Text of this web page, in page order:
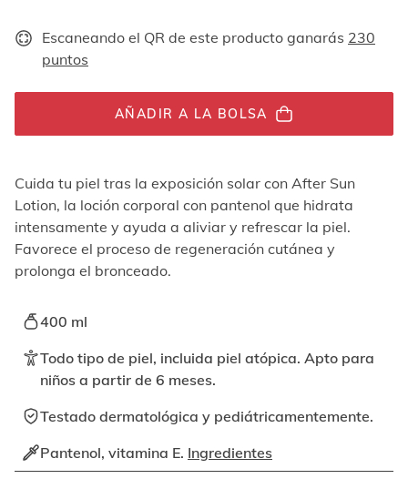
las
elemento
enfocable,
videos
pueden
correspondiente.
Escaneando el QR de este producto ganarás 230
puntos
AÑADIR A LA BOLSA
Cuida tu piel tras la exposición solar con After Sun
Lotion, la loción corporal con pantenol que hidrata
intensamente y ayuda a aliviar y refrescar la piel.
Favorece el proceso de regeneración cutánea y
prolonga el bronceado.
400 ml
Todo tipo de piel, incluida piel atópica. Apto para
niños a partir de 6 meses.
Testado dermatológica y pediátricamentemente.
Pantenol, vitamina E. Ingredientes